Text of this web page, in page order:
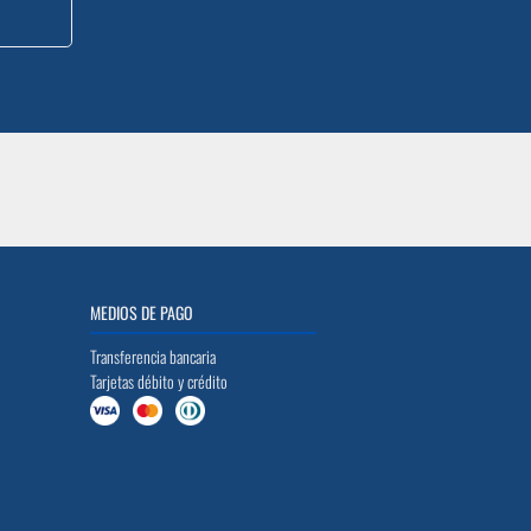
MEDIOS DE PAGO
Transferencia bancaria
Tarjetas débito y crédito